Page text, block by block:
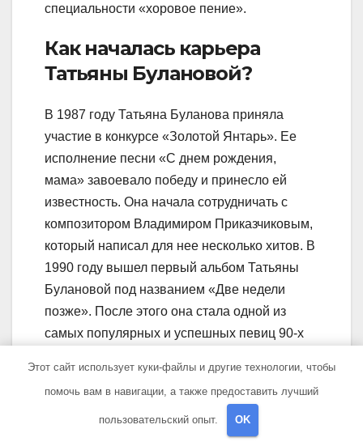
специальности «хоровое пение».
Как началась карьера
Татьяны Булановой?
В 1987 году Татьяна Буланова приняла
участие в конкурсе «Золотой Янтарь». Ее
исполнение песни «С днем рождения,
мама» завоевало победу и принесло ей
известность. Она начала сотрудничать с
композитором Владимиром Приказчиковым,
который написал для нее несколько хитов. В
1990 году вышел первый альбом Татьяны
Булановой под названием «Две недели
позже». После этого она стала одной из
самых популярных и успешных певиц 90-х
Какова личная жизнь
Татьяны Булановой?
Этот сайт использует куки-файлы и другие технологии, чтобы
помочь вам в навигации, а также предоставить лучший
пользовательский опыт. OK